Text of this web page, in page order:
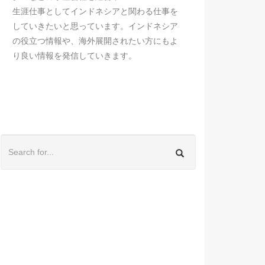
生涯仕事としてインドネシアと関わる仕事を
していきたいと思っています。インドネシア
の役立つ情報や、海外展開されたい方にもよ
り良い情報を発信していきます。